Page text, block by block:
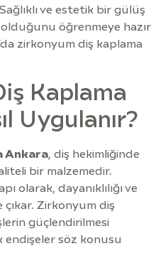
ve estetik bir gülüş
öğrenmeye hazır
zirkonyum diş kaplama
Kaplama
Uygulanır?
Ankara, diş hekimliğinde
bir malzemedir.
olarak, dayanıklılığı ve
Zirkonyum diş
güçlendirilmesi
söz konusu